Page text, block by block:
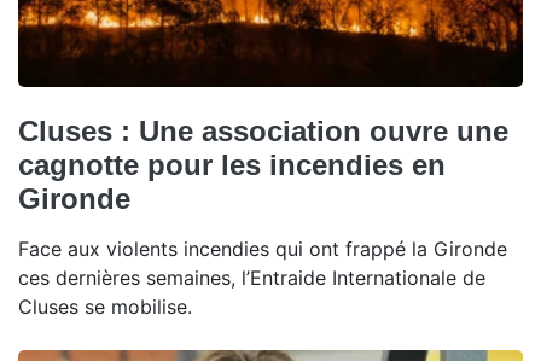
Cluses : Une association ouvre une
cagnotte pour les incendies en
Gironde
Face aux violents incendies qui ont frappé la Gironde
ces dernières semaines, l’Entraide Internationale de
Cluses se mobilise.